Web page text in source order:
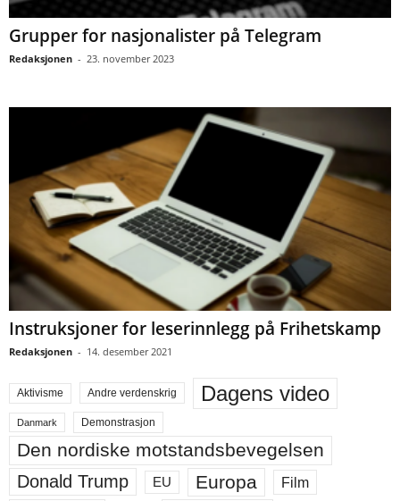
Grupper for nasjonalister på Telegram
Redaksjonen - 23. november 2023
Instruksjoner for leserinnlegg på Frihetskamp
Redaksjonen - 14. desember 2021
Aktivisme Andre verdenskrig Dagens video
Danmark Demonstrasjon
Den nordiske motstandsbevegelsen
Donald Trump EU Europa Film